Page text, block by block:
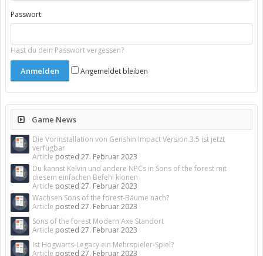
Passwort:
Hast du dein Passwort vergessen?
Angemeldet bleiben
Game News
Die Vorinstallation von Genshin Impact Version 3.5 ist jetzt
verfügbar
Article posted 27. Februar 2023
Du kannst Kelvin und andere NPCs in Sons of the forest mit
diesem einfachen Befehl klonen
Article posted 27. Februar 2023
Wachsen Sons of the forest-Bäume nach?
Article posted 27. Februar 2023
Sons of the forest Modern Axe Standort
Article posted 27. Februar 2023
Ist Hogwarts-Legacy ein Mehrspieler-Spiel?
Article posted 27. Februar 2023